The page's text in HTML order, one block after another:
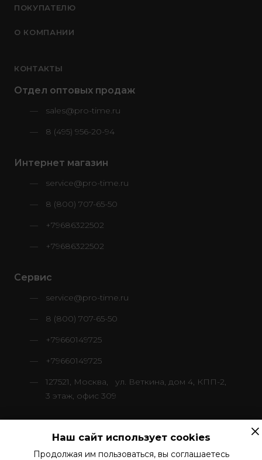
ПОКУПАТЕЛЮ
О КОМПАНИИ
КОНТАКТЫ
Отдел оптовых продаж
sales@pro-time.ru
8 (495) 956-20-94
Интернет магазин
service@pro-time.ru
8 (800) 707-65-50
+79686322502
+79686322502
Сервис
service@pro-time.ru
8 (800) 707-65-50
+79660149725
+79660149725
127521, Москва, ул. Веткина, дом 4, КПП-2,
3 этаж, офис 309
×
Наш сайт использует cookies
Продолжая им пользоваться, вы соглашаетесь